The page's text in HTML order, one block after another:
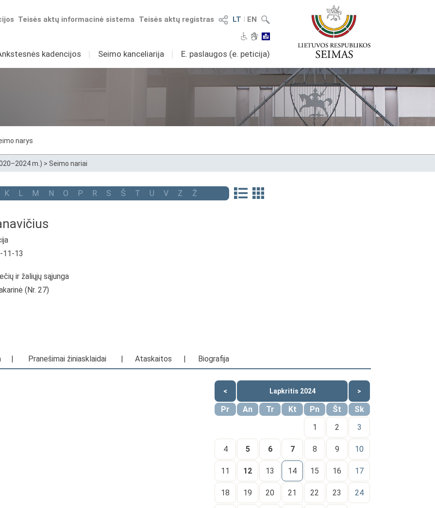
LT I EN
Teisės aktų registras
Teisės aktų informacinė sistema
kadencijos I Seimo kanceliarija I E. paslaugos (e. peticija)
narys
m.) > Seimo nariai
K L M N O P R S Š T U V Z Ž
11-13
ir žaliųjų sąjunga
(Nr. 27)
| Pranešimai žiniasklaidai | Ataskaitos | Biografija
< Lapkritis 2024 >
Pr An Tr Kt Pn Št
Sk
1
2 3
4 5 6 7 8 9 10
11 12 13 14 15 16 17
18 19 20 21 22 23 24